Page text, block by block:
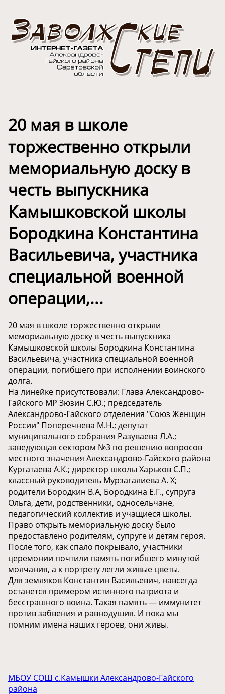
20 мая в школе
торжественно открыли
мемориальную доску в
честь выпускника
Камышковской школы
Бородкина Константина
Васильевича, участника
специальной военной
операции,...
20 мая в школе торжественно открыли
мемориальную доску в честь выпускника
Камышковской школы Бородкина Константина
Васильевича, участника специальной военной
операции, погибшего при исполнении воинского
долга.
На линейке присутствовали: Глава Александрово-
Гайского МР Зюзин С.Ю.; председатель
Александрово-Гайского отделения "Союз Женщин
России" Поперечнева М.Н.; депутат
муниципального собрания Разуваева Л.А.;
заведующая сектором №3 по решению вопросов
местного значения Александрово-Гайского района
Кургатаева А.К.; директор школы Харьков С.П.;
классный руководитель Мурзагалиева А. Х;
родители Бородкин В.А, Бородкина Е.Г., супруга
Ольга, дети, родственники, односельчане,
педагогический коллектив и учащиеся школы.
Право открыть мемориальную доску было
предоставлено родителям, супруге и детям героя.
После того, как спало покрывало, участники
церемонии почтили память погибшего минутой
молчания, а к портрету легли живые цветы.
Для земляков Константин Васильевич, навсегда
останется примером истинного патриота и
бесстрашного воина. Такая память — иммунитет
против забвения и равнодушия. И пока мы
помним имена наших героев, они живы.
МБОУ СОШ с.Камышки Александрово-Гайского
района